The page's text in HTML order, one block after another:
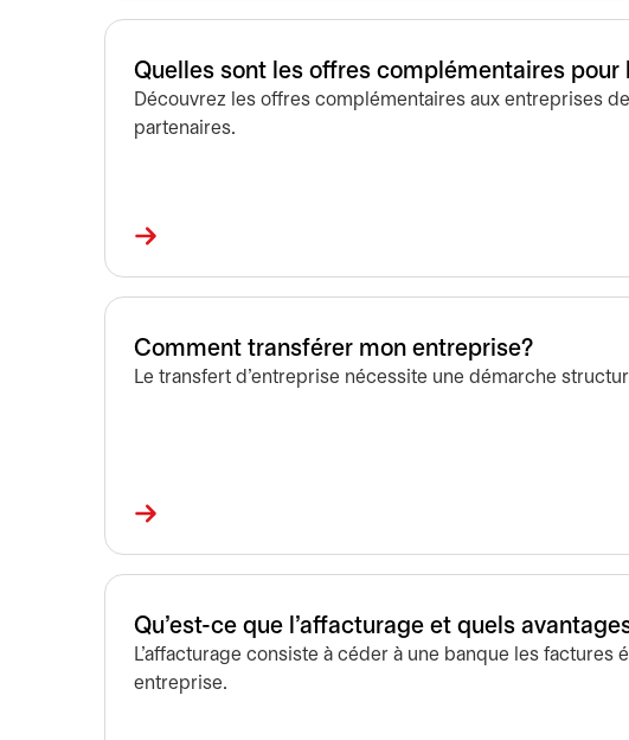
Quelles sont les offres complémentaires pour
Découvrez les offres complémentaires aux entreprises
partenaires.
Comment transférer mon entreprise?
Le transfert d’entreprise nécessite une démarche
Qu'est-ce que l'affacturage et quels
L’affacturage consiste à céder à une banque les
entreprise.